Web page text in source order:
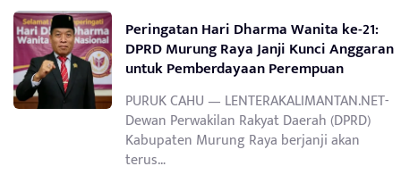
Peringatan Hari Dharma Wanita ke-21:
DPRD Murung Raya Janji Kunci Anggaran
untuk Pemberdayaan Perempuan
PURUK CAHU — LENTERAKALIMANTAN.NET-
Dewan Perwakilan Rakyat Daerah (DPRD)
Kabupaten Murung Raya berjanji akan
terus…